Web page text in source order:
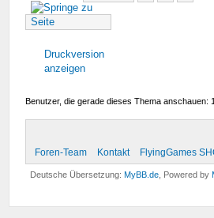
Druckversion
anzeigen
Benutzer, die gerade dieses Thema anschauen:
Foren-Team Kontakt FlyingGames
Deutsche Übersetzung:MyBB.de , Powered by